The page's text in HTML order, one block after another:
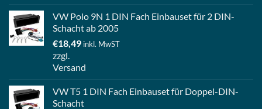
VW Polo 9N 1 DIN Fach Einbauset für 2 DIN-
Schacht ab 2005
€18,49 inkl. MwST
zzgl.
Versand
VW T5 1 DIN Fach Einbauset für Doppel-DIN-
Schacht